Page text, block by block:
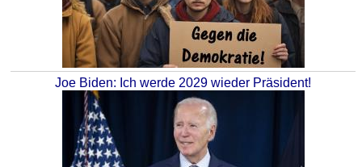
Joe Biden: Ich werde 2029 wieder Präsident!